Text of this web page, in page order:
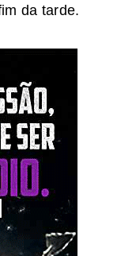
da tarde.